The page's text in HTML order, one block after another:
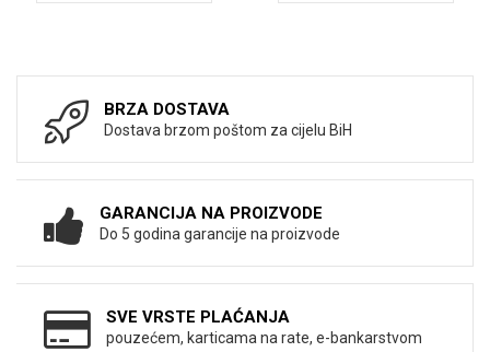
BRZA DOSTAVA
Dostava brzom poštom za cijelu BiH
GARANCIJA NA PROIZVODE
Do 5 godina garancije na proizvode
SVE VRSTE PLAĆANJA
pouzećem, karticama na rate, e-bankarstvom